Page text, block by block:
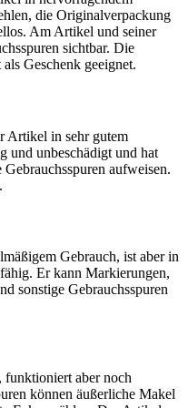
die Originalverpackung
Am Artikel und seiner
sichtbar. Die
Geschenk geeignet.
Artikel in sehr gutem
und unbeschädigt und hat
aufweisen.
Gebrauch, ist aber in
Er kann Markierungen,
sonstige Gebrauchsspuren
aber noch
können äußerliche Makel